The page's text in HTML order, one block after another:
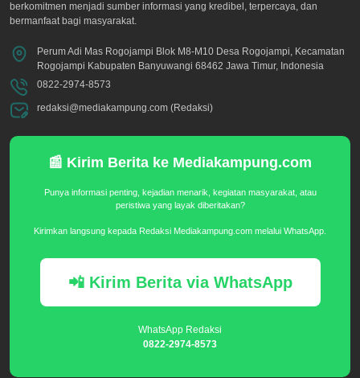
berkomitmen menjadi sumber informasi yang kredibel, terpercaya, dan
bermanfaat bagi masyarakat.
Perum Adi Mas Rogojampi Blok M8-M10 Desa Rogojampi, Kecamatan
Rogojampi Kabupaten Banyuwangi 68462 Jawa Timur, Indonesia
0822-2974-8573
redaksi@mediakampung.com (Redaksi)
📰 Kirim Berita ke Mediakampung.com
Punya informasi penting, kejadian menarik, kegiatan masyarakat, atau
peristiwa yang layak diberitakan?
Kirimkan langsung kepada Redaksi Mediakampung.com melalui WhatsApp.
📲 Kirim Berita via WhatsApp
WhatsApp Redaksi
0822-2974-8573